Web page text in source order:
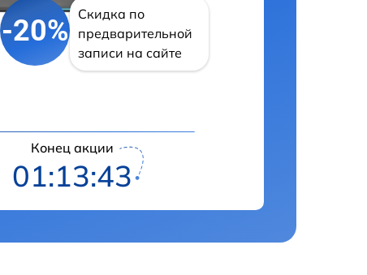
-20%
Скидка по
предварительной
записи на сайте
Конец акции
01:13:42